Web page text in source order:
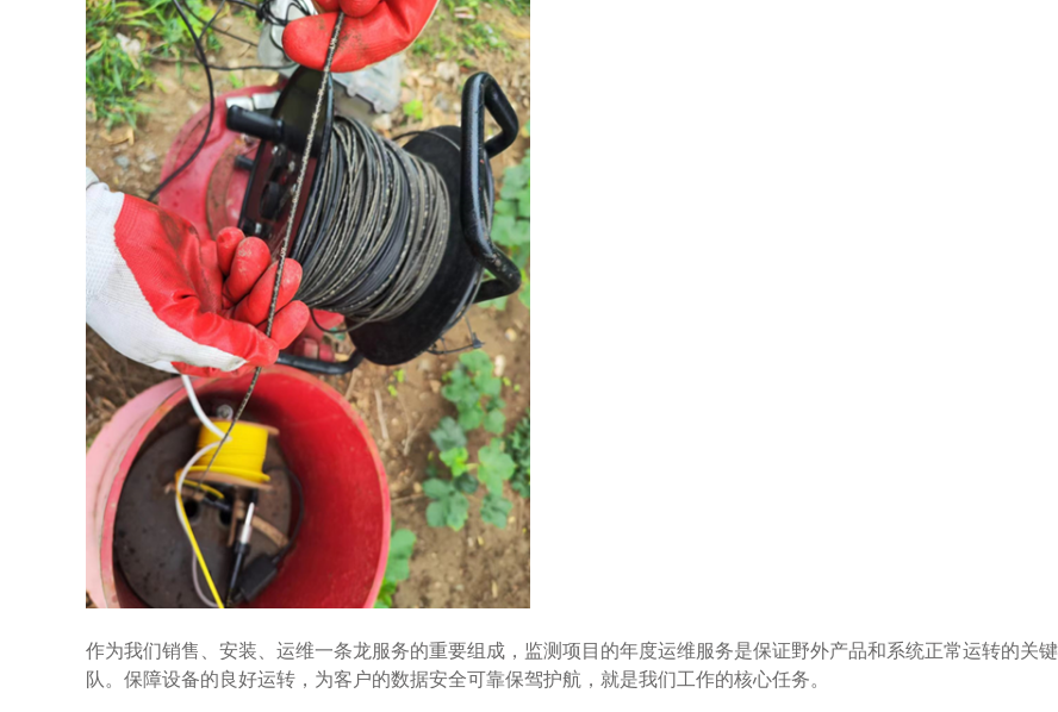
作为我们销售、安装、运维一条龙服务的重要组成，监测项目的年度运维服务是保证野外产品和系统正常运转的关
队。保障设备的良好运转，为客户的数据安全可靠保驾护航，就是我们工作的核心任务。